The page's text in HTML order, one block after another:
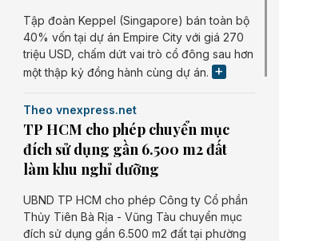
Tập đoàn Keppel (Singapore) bán toàn bộ
40% vốn tại dự án Empire City với giá 270
triệu USD, chấm dứt vai trò cổ đông sau hơn
một thập kỷ đồng hành cùng dự án.
Theo vnexpress.net
TP HCM cho phép chuyển mục
đích sử dụng gần 6.500 m2 đất
làm khu nghỉ dưỡng
UBND TP HCM cho phép Công ty Cổ phần
Thủy Tiên Bà Rịa - Vũng Tàu chuyển mục
đích sử dụng gần 6.500 m2 đất tại phường